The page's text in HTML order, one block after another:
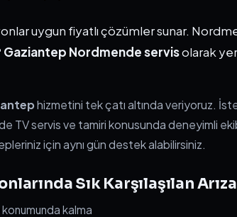
uygun fiyatlı çözümler sunar.
Gaziantep Nordmende servisolarak
hizmetini tek çatı altında veriyoruz.
TV servis ve tamiri konusunda deneyimli
için aynı gün destek alabilirsiniz.
Sık Karşılaşılan
kalma